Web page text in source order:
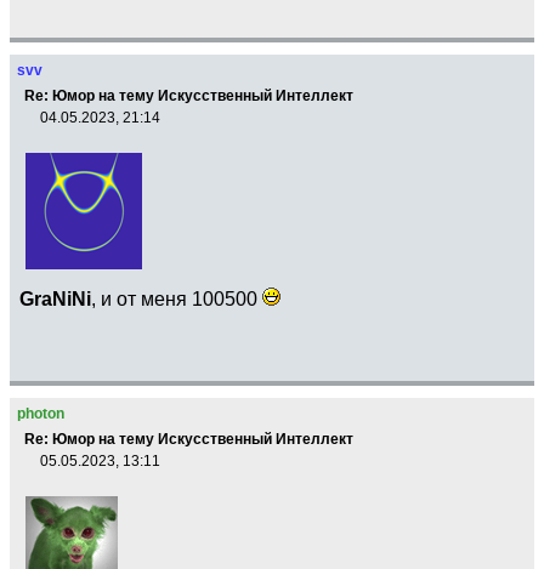
svv
Re: Юмор на тему Искусственный Интеллект
04.05.2023, 21:14
GraNiNi, и от меня 100500
photon
Re: Юмор на тему Искусственный Интеллект
05.05.2023, 13:11